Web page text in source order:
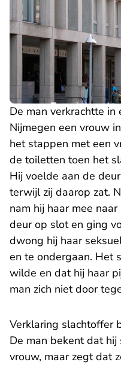
De man verkrachtte
Nijmegen een vrouw
het stappen met een
de toiletten toen het
Hij voelde aan de
terwijl zij daarop zat.
nam hij haar mee
deur op slot en ging
dwong hij haar
en te ondergaan. Het
wilde en dat hij haar
man zich niet door
Verklaring slachtoffer
De man bekent dat
vrouw, maar zegt dat